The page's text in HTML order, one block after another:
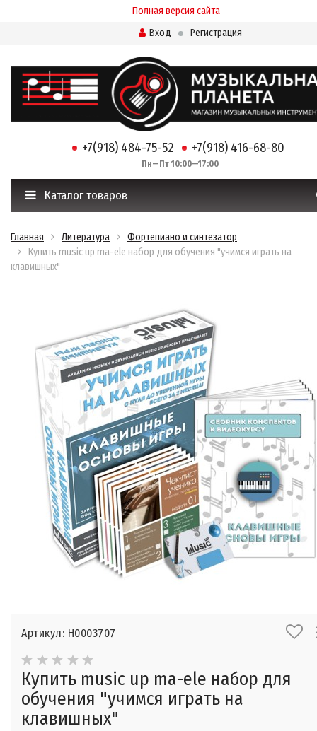
Полная версия сайта
Вход
Регистрация
+7(918) 484-75-52 +7(918) 416-68-80
Пн—Пт 10:00—17:00
Каталог товаров
Главная Литература
Фортепиано и синтезатор
Купить music up ma-ele набор для обучения "учимся играть на
клавишных"
Артикул: Н0003707
Купить music up ma-ele набор для
обучения "учимся играть на
клавишных"